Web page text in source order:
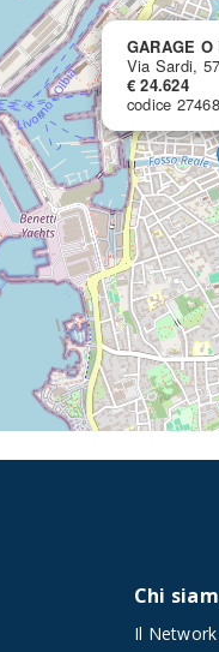
GARAGE O
Via Sardi,
€ 24.624
codice
Chi
Il Network